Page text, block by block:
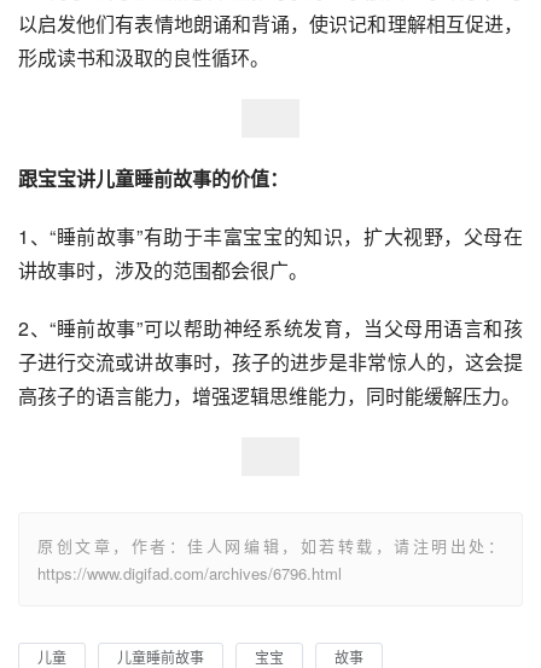
以启发他们有表情地朗诵和背诵，使识记和理解相互促进，
形成读书和汲取的良性循环。
跟宝宝讲儿童睡前故事的价值：
1、“睡前故事”有助于丰富宝宝的知识，扩大视野，父母在
讲故事时，涉及的范围都会很广。
2、“睡前故事”可以帮助神经系统发育，当父母用语言和孩
子进行交流或讲故事时，孩子的进步是非常惊人的，这会提
高孩子的语言能力，增强逻辑思维能力，同时能缓解压力。
原创文章，作者：佳人网编辑，如若转载，请注明出处：
https://www.digifad.com/archives/6796.html
儿童 儿童睡前故事 宝宝
故事